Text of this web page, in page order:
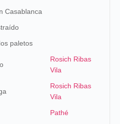
Casablanca
paletos
Rosich Ribas
Vila
Rosich Ribas
Vila
Pathé